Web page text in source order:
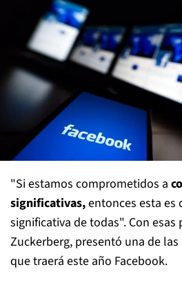
"Si estamos comprometidos a
significativas,entonces esta es
significativa de todas". Con esas
Zuckerberg, presentó una de
que traerá este año Facebook.